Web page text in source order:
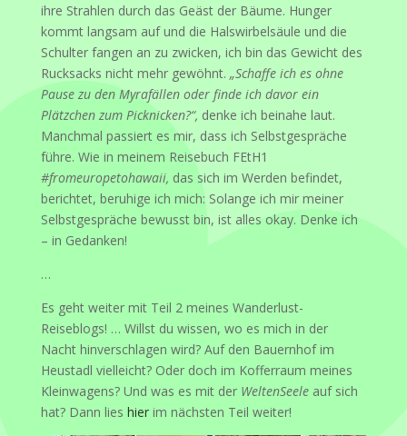
ihre Strahlen durch das Geäst der Bäume. Hunger
kommt langsam auf und die Halswirbelsäule und die
Schulter fangen an zu zwicken, ich bin das Gewicht des
Rucksacks nicht mehr gewöhnt. „Schaffe ich es ohne
Pause zu den Myrafällen oder finde ich davor ein
Plätzchen zum Picknicken?“, denke ich beinahe laut.
Manchmal passiert es mir, dass ich Selbstgespräche
führe. Wie in meinem Reisebuch FEtH1
#fromeuropetohawaii, das sich im Werden befindet,
berichtet, beruhige ich mich: Solange ich mir meiner
Selbstgespräche bewusst bin, ist alles okay. Denke ich
– in Gedanken!
…
Es geht weiter mit Teil 2 meines Wanderlust-
Reiseblogs! … Willst du wissen, wo es mich in der
Nacht hinverschlagen wird? Auf den Bauernhof im
Heustadl vielleicht? Oder doch im Kofferraum meines
Kleinwagens? Und was es mit der WeltenSeeleauf sich
hat? Dann lies hierim nächsten Teil weiter!